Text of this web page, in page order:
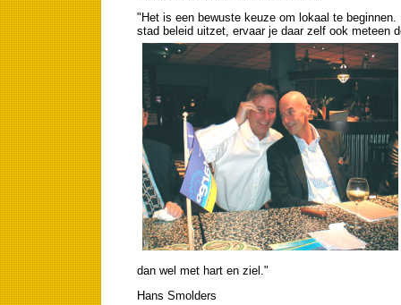
"Het is een bewuste keuze om lokaal te
stad beleid uitzet, ervaar je daar zelf ook meteen
dan wel met hart en ziel."
Hans Smolders